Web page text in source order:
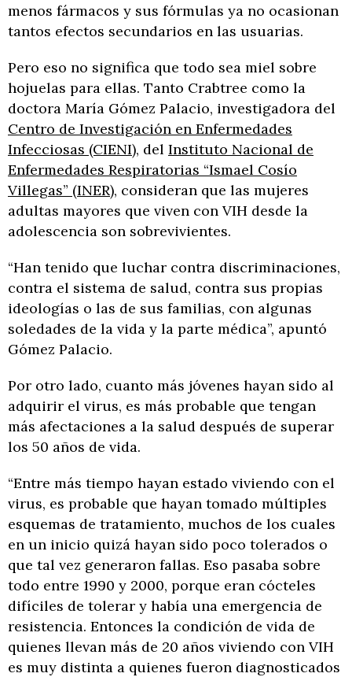
menos fármacos y sus fórmulas ya no ocasionan
tantos efectos secundarios en las usuarias.
Pero eso no significa que todo sea miel sobre
hojuelas para ellas. Tanto Crabtree como la
doctora María Gómez Palacio, investigadora del
Centro de Investigación en Enfermedades
Infecciosas (CIENI), del Instituto Nacional de
Enfermedades Respiratorias “Ismael Cosío
Villegas” (INER), consideran que las mujeres
adultas mayores que viven con VIH desde la
adolescencia son sobrevivientes.
“Han tenido que luchar contra discriminaciones,
contra el sistema de salud, contra sus propias
ideologías o las de sus familias, con algunas
soledades de la vida y la parte médica”, apuntó
Gómez Palacio.
Por otro lado, cuanto más jóvenes hayan sido al
adquirir el virus, es más probable que tengan
más afectaciones a la salud después de superar
los 50 años de vida.
“Entre más tiempo hayan estado viviendo con el
virus, es probable que hayan tomado múltiples
esquemas de tratamiento, muchos de los cuales
en un inicio quizá hayan sido poco tolerados o
que tal vez generaron fallas. Eso pasaba sobre
todo entre 1990 y 2000, porque eran cócteles
difíciles de tolerar y había una emergencia de
resistencia. Entonces la condición de vida de
quienes llevan más de 20 años viviendo con VIH
es muy distinta a quienes fueron diagnosticados